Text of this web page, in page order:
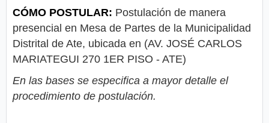
CÓMO POSTULAR: Postulación de manera
presencial en Mesa de Partes de la Municipalidad
Distrital de Ate, ubicada en (AV. JOSÉ CARLOS
MARIATEGUI 270 1ER PISO - ATE)
En las bases se especifica a mayor detalle el
procedimiento de postulación.